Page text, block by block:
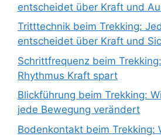
entscheidet über Kraft und
Tritttechnik beim Trekking:
entscheidet über Kraft und
Schrittfrequenz beim
Rhythmus Kraft spart
Blickführung beim Trekking:
jede Bewegung verändert
Bodenkontakt beim Trekking: